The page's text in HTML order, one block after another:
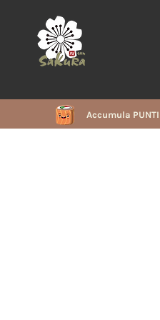
Accumula